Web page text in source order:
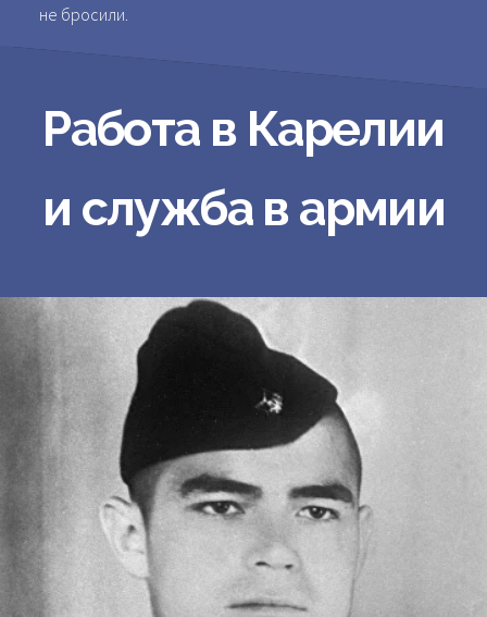
не бросили.
Работа в Карелии
и служба в армии